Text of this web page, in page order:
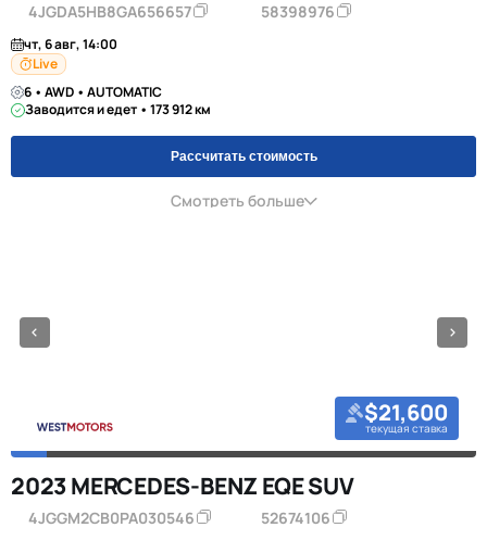
4JGDA5HB8GA656657 58398976
чт, 6 авг, 14:00
Live
6 • AWD • AUTOMATIC
Заводится и едет • 173 912 км
Рассчитать стоимость
Смотреть больше
$21,600
текущая ставка
2023 MERCEDES-BENZ EQE SUV
4JGGM2CB0PA030546 52674106